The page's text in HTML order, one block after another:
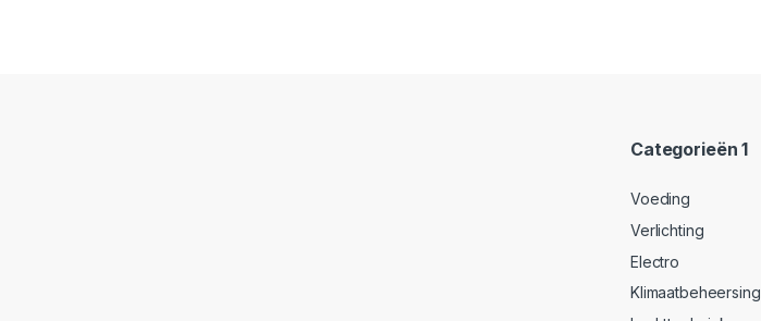
Categorieën 1
Voeding
Verlichting
Electro
Klimaatbeheersing